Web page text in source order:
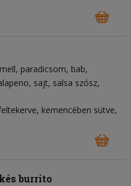
paradicsom bab
sajt salsa szósz
kemencében sütve,
burrito